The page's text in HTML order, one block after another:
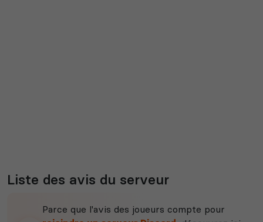
Liste des avis du serveur
Parce que l'avis des joueurs compte pour